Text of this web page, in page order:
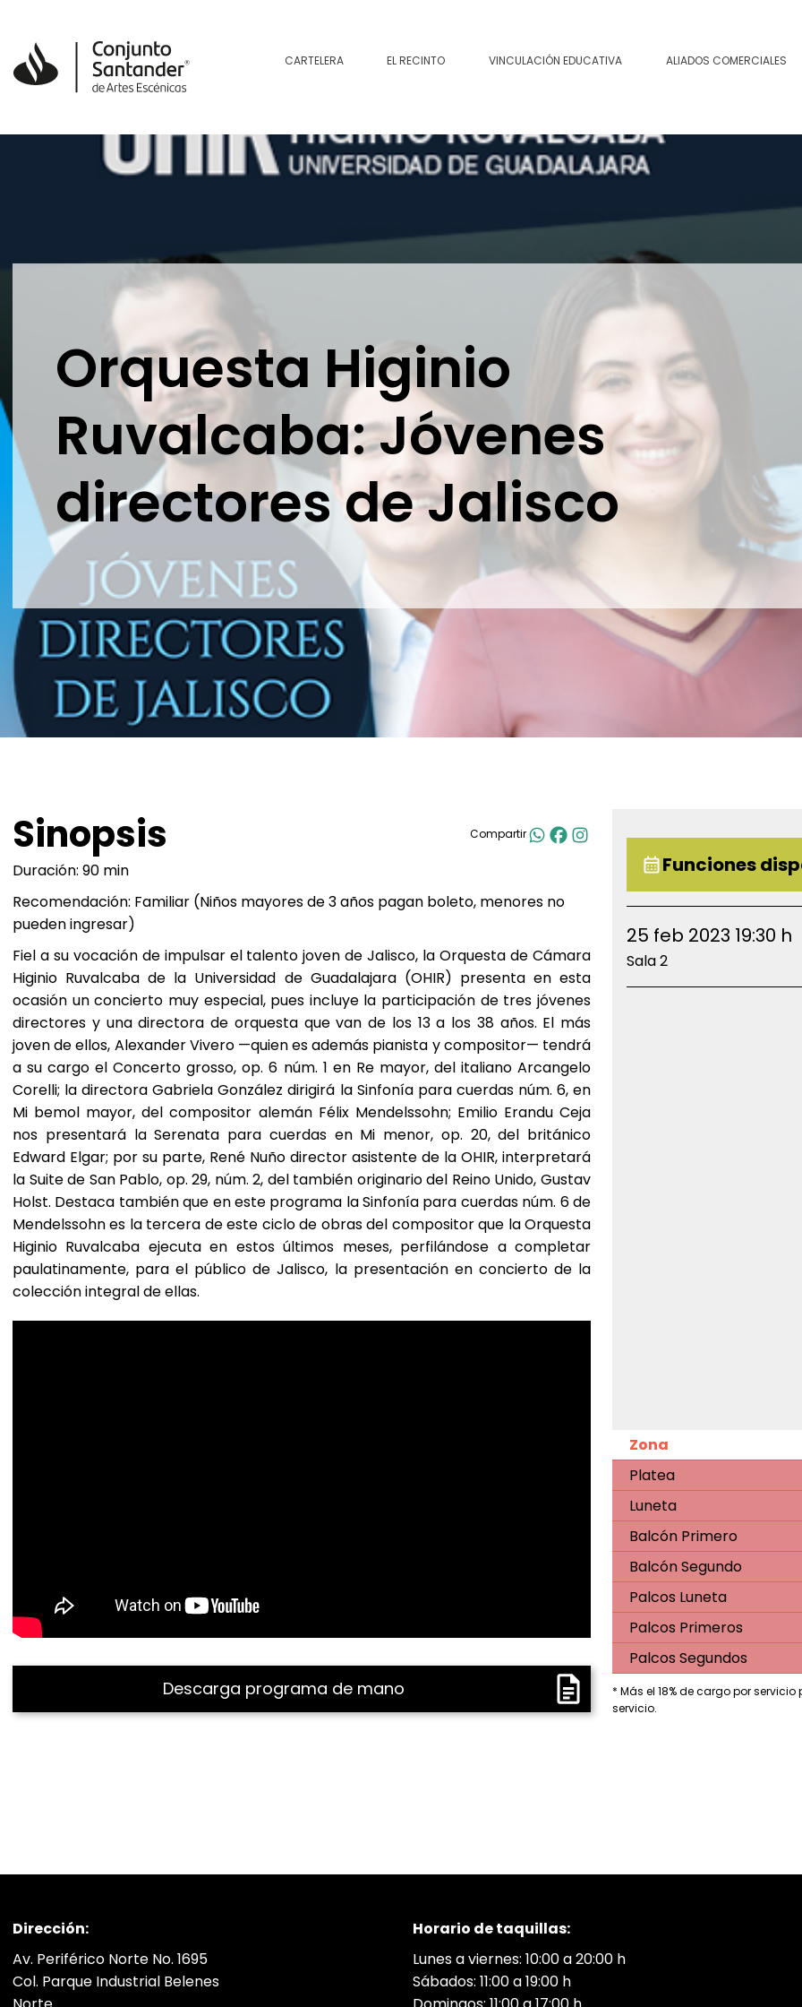
CARTELERA EL RECINTO VINCULACIÓN EDUCATIVA ALIADOS COMERCIALES
Orquesta Higinio
Ruvalcaba: Jóvenes
directores de Jalisco
Sinopsis Compartir
Duración: 90 min
Recomendación: Familiar (Niños mayores de 3 años pagan boleto, menores no
pueden ingresar)
Fiel a su vocación de impulsar el talento joven de Jalisco, la Orquesta de Cámara
Higinio Ruvalcaba de la Universidad de Guadalajara (OHIR) presenta en esta
ocasión un concierto muy especial, pues incluye la participación de tres jóvenes
directores y una directora de orquesta que van de los 13 a los 38 años. El más
joven de ellos, Alexander Vivero —quien es además pianista y compositor— tendrá
a su cargo el Concerto grosso, op. 6 núm. 1 en Re mayor, del italiano Arcangelo
Corelli; la directora Gabriela González dirigirá la Sinfonía para cuerdas núm. 6, en
Mi bemol mayor, del compositor alemán Félix Mendelssohn; Emilio Erandu Ceja
nos presentará la Serenata para cuerdas en Mi menor, op. 20, del británico
Edward Elgar; por su parte, René Nuño director asistente de la OHIR, interpretará
la Suite de San Pablo, op. 29, núm. 2, del también originario del Reino Unido, Gustav
Holst. Destaca también que en este programa la Sinfonía para cuerdas núm. 6 de
Mendelssohn es la tercera de este ciclo de obras del compositor que la Orquesta
Higinio Ruvalcaba ejecuta en estos últimos meses, perfilándose a completar
paulatinamente, para el público de Jalisco, la presentación en concierto de la
colección integral de ellas.
Descarga programa de mano
Funciones
25 feb 2023 19:30 h
Sala 2
Zona
Platea
Luneta
Balcón Primero
Balcón Segundo
Palcos Luneta
Palcos Primeros
Palcos Segundos
* Más el 18% de cargo por
servicio.
Dirección:
Av. Periférico Norte No. 1695
Col. Parque Industrial Belenes
Horario de taquillas:
Lunes a viernes: 10:00 a 20:00 h
Sábados: 11:00 a 19:00 h